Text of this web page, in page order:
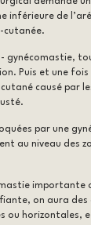
inférieure de
cutanée.
gynécomastie,
Puis et une
causé par
par une
au niveau des
importante
on aura des
ou horizontales,